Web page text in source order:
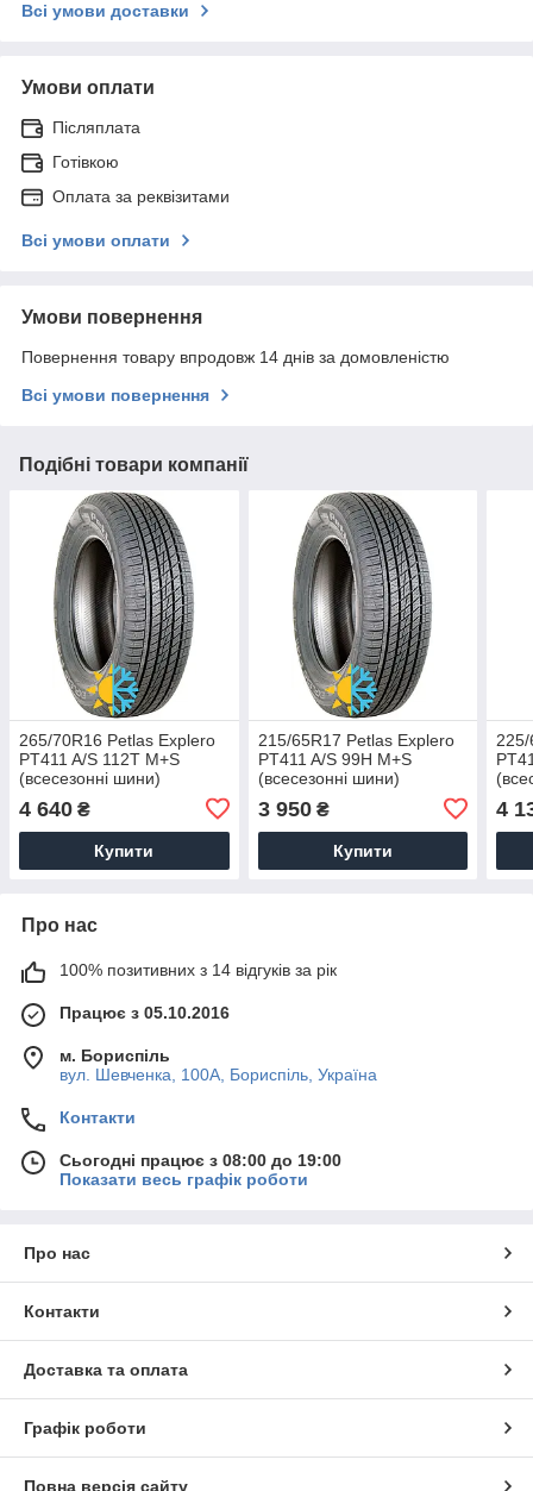
Всі умови доставки
Умови оплати
Післяплата
Готівкою
Оплата за реквізитами
Всі умови оплати
Умови повернення
Повернення товару впродовж 14 днів за домовленістю
Всі умови повернення
Подібні товари компанії
265/70R16 Petlas Explero
PT411 A/S 112T M+S
(всесезонні шини)
4 640 ₴
Купити
215/65R17 Petlas Explero
PT411 A/S 99H M+S
(всесезонні шини)
3 950₴
Купити
4
Про нас
100% позитивних з 14 відгуків за рік
Працює з 05.10.2016
м. Бориспіль
вул. Шевченка, 100А, Бориспіль, Україна
Контакти
Сьогодні працює з 08:00 до 19:00
Показати весь графік роботи
Про нас
Контакти
Доставка та оплата
Графік роботи
Повна версія сайту